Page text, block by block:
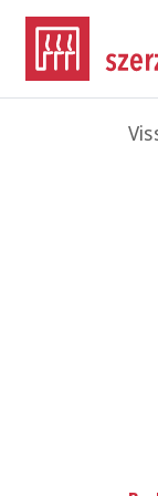
Ugrás a